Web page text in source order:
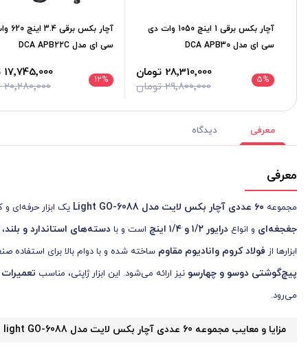
آچار بکس برقی 1 اینچ 1050 وات دی
سی ای مدل DCA APB30
5% 29٬800٬000 تومان
28٬310٬000 تومان
آچار
سی ای مدل DCA APB22C
12% 20٬280٬000 تومان
17٬745٬000 تومان
معرفی دیدگاه
معرفی
مجموعه ۶۰ عددی آچار بکس لایت مدل یک ابزار حرفه‌ای
جغجغه‌ای و انواع درایور ۱/۲ و ۱/۴ اینچ است و با دسته‌های استاندارد و بلند
ابزارها از فولاد کروم وانادیوم مقاوم ساخته شده و با دوام بالا برای استفاده
پیچ‌گوشتی دوسو و چهارسو نیز ارائه می‌شود. این ابزار ژاپنی، مناسب
می‌رود.
مزایا و معایب مجموعه 60 عددی آچار بکس لایت مدل light GO-6088